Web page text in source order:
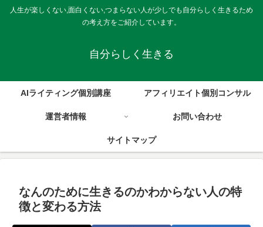
人生が楽しくない,面白くない,つまらない人が少しでも自分らしく生きるため
の考え方をご紹介しています。
自分らしく生きる
AIライティング個別講座 アフィリエイト個別コンサル
運営者情報 お問い合わせ
サイトマップ
なんのために生きるのかわからない人の特
徴と変わる方法